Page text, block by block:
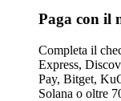
Paga con il
Completa il
Express,
Pay, Bitget,
Solana o oltre